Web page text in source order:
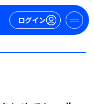
ログイン